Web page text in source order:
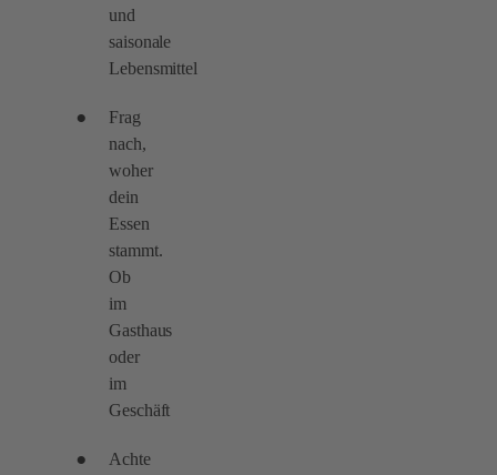
und
saisonale
Lebensmittel
Frag
nach,
woher
dein
Essen
stammt.
Ob
im
Gasthaus
oder
im
Geschäft
Achte